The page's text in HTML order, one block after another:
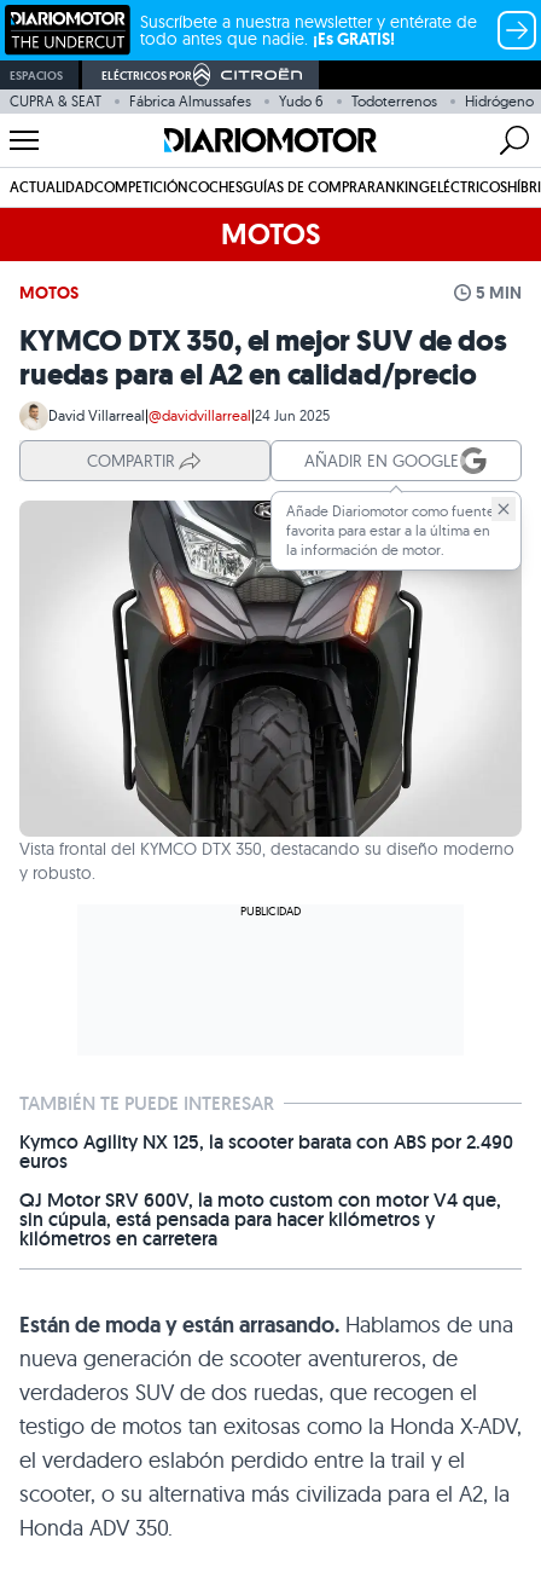
Suscríbete a nuestra newsletter y entérate de
todo antes que nadie. ¡Es GRATIS!
ESPACIOS ELÉCTRICOS POR
CUPRA & SEAT Fábrica Almussafes Yudo 6 Todoterrenos Hidrógeno
ACTUALIDADCOMPETICIÓNCOCHESGUÍAS DE COMPRARANKINGELÉCTRICOS
MOTOS
MOTOS 5 MIN
KYMCO DTX 350, el mejor SUV de dos
ruedas para el A2 en calidad/precio
David Villarreal|@davidvillarreal|24 Jun 2025
COMPARTIR AÑADIR EN GOOGLE
Añade Diariomotor como fuente
favorita para estar a la última en
la información de motor.
Vista frontal del KYMCO DTX 350, destacando su diseño moderno
y robusto.
TAMBIÉN TE PUEDE INTERESAR
Kymco Agility NX 125, la scooter barata con ABS por 2.490
euros
QJ Motor SRV 600V, la moto custom con motor V4 que,
sin cúpula, está pensada para hacer kilómetros y
kilómetros en carretera
Están de moda y están arrasando. Hablamos de una
nueva generación de scooter aventureros, de
verdaderos SUV de dos ruedas, que recogen el
testigo de motos tan exitosas como la Honda X-ADV,
el verdadero eslabón perdido entre la trail y el
scooter, o su alternativa más civilizada para el A2, la
Honda ADV 350.